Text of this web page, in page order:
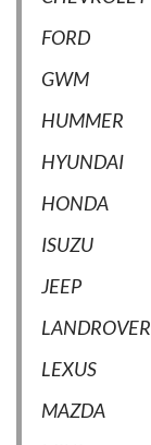
FORD
GWM
HUMMER
HYUNDAI
HONDA
ISUZU
JEEP
LANDROVER
LEXUS
MAZDA